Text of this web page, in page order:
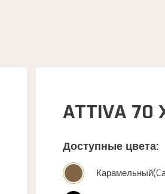
ATTIVA 70
Доступные цвета: